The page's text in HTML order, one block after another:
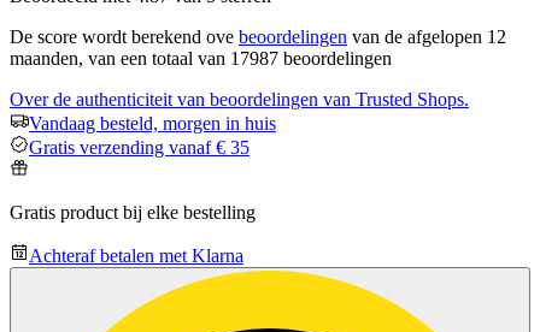
De score wordt berekend ove beoordelingen van de afgelopen 12
maanden, van een totaal van 17987 beoordelingen
Over de authenticiteit van beoordelingen van Trusted Shops.
Vandaag besteld, morgen in huis
Gratis verzending vanaf € 35
Gratis product bij elke bestelling
Achteraf betalen met Klarna